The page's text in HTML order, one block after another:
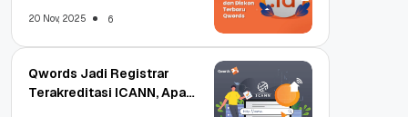
20 Nov, 2025 6
Qwords Jadi Registrar
Terakreditasi ICANN, Apa